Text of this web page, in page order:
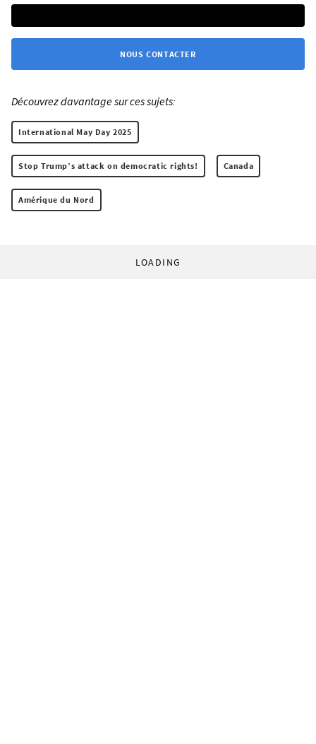
NOUS CONTACTER
Découvrez davantage sur ces sujets:
International May Day 2025
Stop Trump’s attack on democratic rights! Canada
Amérique du Nord
LOADING